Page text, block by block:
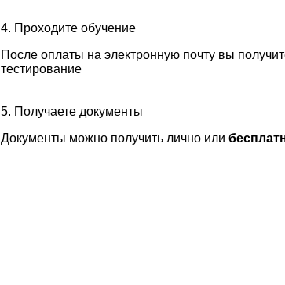
4. Проходите обучение
После оплаты на электронную почту вы
тестирование
5. Получаете документы
Документы можно получить лично или